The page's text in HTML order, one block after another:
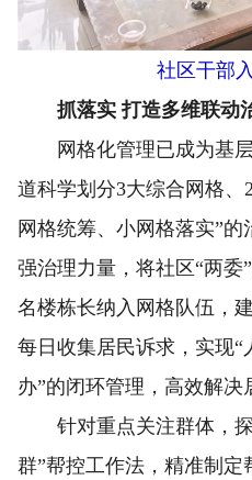
社区干部
抓落实 打造多维联动
网格化管理已成为基层
道科学划分3大综合网格、
网格统筹、小网格落实”
强治理力量，将社区“两委
名楼栋长纳入网格队伍，
每日收集居民诉求，实现“
办”的闭环管理，高效解决
针对重点关注群体，探
群”帮控工作法，精准制